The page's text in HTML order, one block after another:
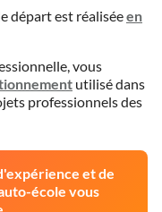
départ est réaliséeen
vous
utilisé dans
professionnels des
et de
école vous